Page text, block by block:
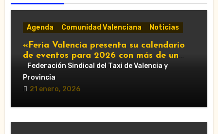
Agenda Comunidad Valenciana Noticias
«Feria Valencia presenta su calendario
de eventos para 2026 con más de un
centenar de citas»
Federación Sindical del Taxi de Valencia y
Provincia
21 enero, 2026